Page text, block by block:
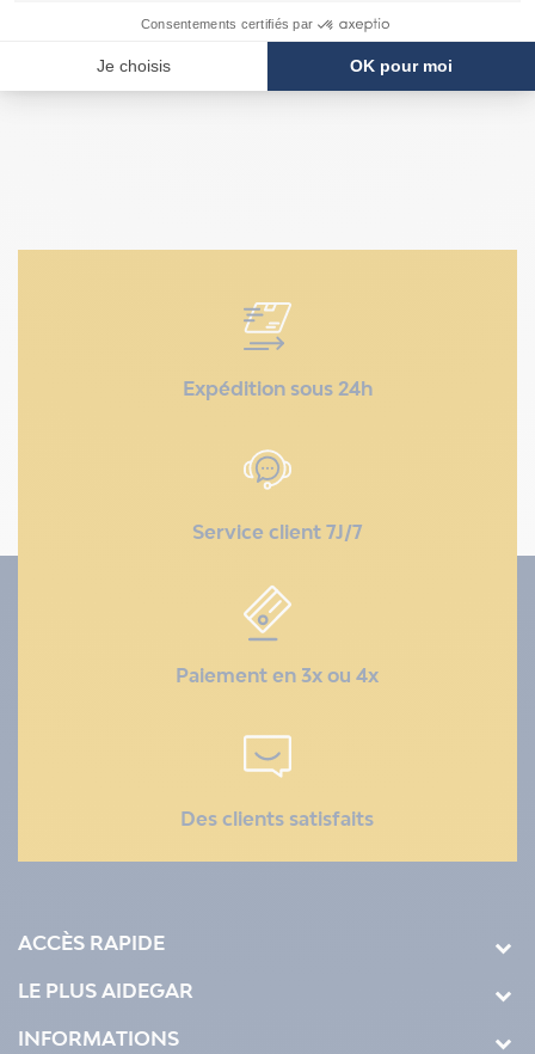
03 62 02 10 33
Expédition sous 24h
Service client 7J/7
Paiement en 3x ou 4x
Des clients satisfaits
ACCÈS RAPIDE
LE PLUS AIDEGAR
INFORMATIONS